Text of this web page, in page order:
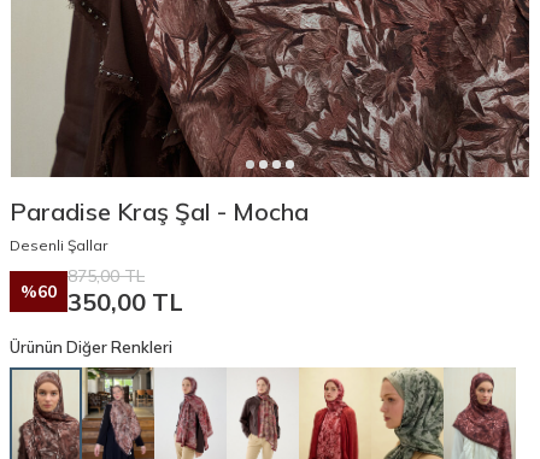
Paradise Kraş Şal - Mocha
Desenli Şallar
%60
875,00TL
350,00 TL
Ürünün Diğer Renkleri